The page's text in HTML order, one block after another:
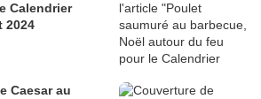
Calendrier
2024
Caesar au